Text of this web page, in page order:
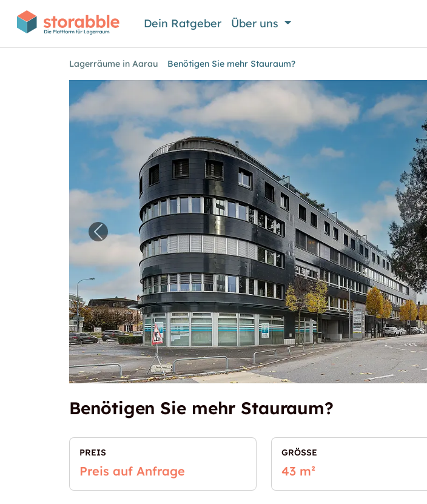
Dein Ratgeber Über uns
Lagerräume in Aarau Benötigen Sie mehr Stauraum?
Vorheriges Bild für "Benötigen Sie mehr Stauraum?"
Benötigen Sie mehr Stauraum?
PREIS
Preis auf Anfrage
GRÖSSE
43 m²